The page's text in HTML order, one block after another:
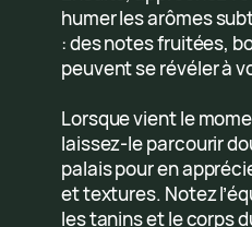
humer les arômes
: des notes fruitées,
peuvent se révéler à
Lorsque vient le
laissez-le parcourir
palais pour en
et textures. Notez
les tanins et le corps